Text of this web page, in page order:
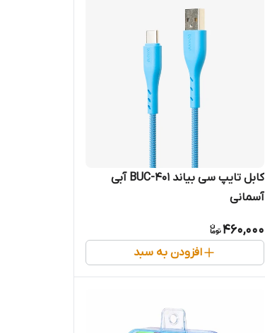
کابل تایپ سی بیاند BUC-401 آبی
آسمانی
460,000
افزودن به سبد